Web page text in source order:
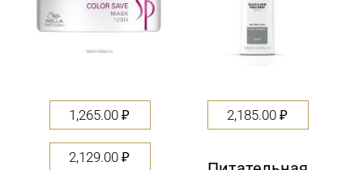
1,265.00 ₽
2,129.00 ₽
2,185.00 ₽